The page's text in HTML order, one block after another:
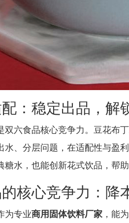
：稳定出品，解
双六食品核心竞争力。豆花布
水、分层问题，在适配性与盈
糖水，也能创新花式饮品，帮
核心竞争力：降
为专业商用固体饮料厂家 ，能